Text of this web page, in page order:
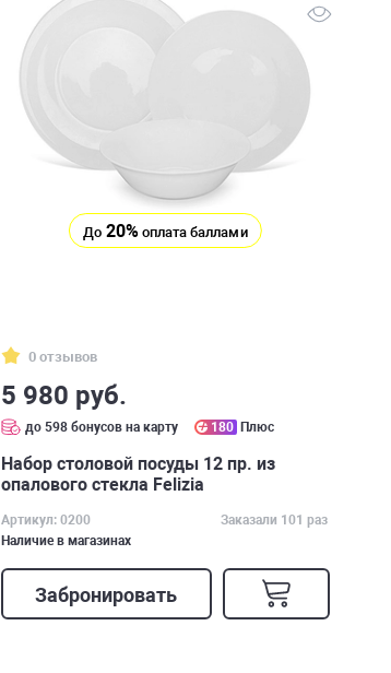
До 20% оплата баллами
0 отзывов
5 980 руб.
до 598 бонусов на карту 180 Плюс
Набор столовой посуды 12 пр. из
опалового стекла Felizia
Артикул: 0200
Заказали 101 раз
Наличие в магазинах
Забронировать